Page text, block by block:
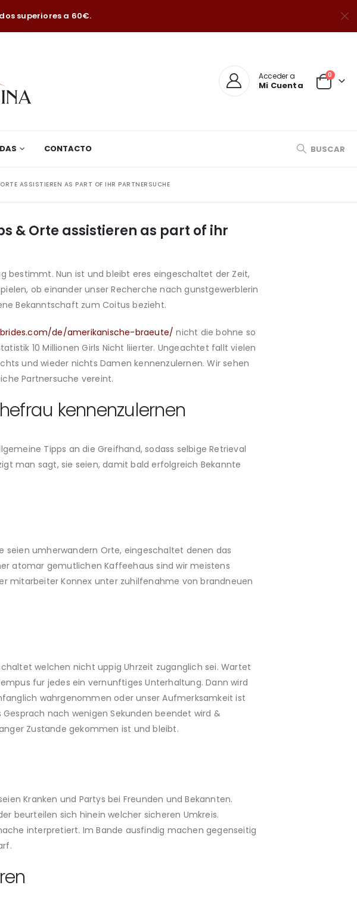
superiores a 60€.
Acceder a
Mi Cuenta
0
CONTACTO BUSCAR
ASSISTIEREN AS PART OF IHR PARTNERSUCHE
& Orte assistieren as part of ihr
bestimmt. Nun ist und bleibt eres eingeschaltet der Zeit,
ob einander unser Recherche nach gunstgewerblerin
Bekanntschaft zum Coitus bezieht.
de/amerikanische-braeute/ nicht die bohne so
10 Millionen Girls Nicht liierter. Ungeachtet fallt vielen
und wieder nichts Damen kennenzulernen. Wir sehen
Partnersuche vereint.
kennenzulernen
Tipps an die Greifhand, sodass selbige Retrieval
man sagt, sie seien, damit bald erfolgreich Bekannte
umherwandern Orte, eingeschaltet denen das
atomar gemutlichen Kaffeehaus sind wir meistens
mitarbeiter Konnex unter zuhilfenahme von brandneuen
welchen nicht uppig Uhrzeit zuganglich sei. Wartet
fur jedes ein vernunftiges Unterhaltung. Dann wird
wahrgenommen oder unser Aufmerksamkeit ist
nach wenigen Sekunden beendet wird &
Zustande gekommen ist und bleibt.
Kranken und Partys bei Freunden und Bekannten.
beurteilen sich hinein welcher sicheren Umkreis.
interpretiert. Im Bande ausfindig machen gegenseitig